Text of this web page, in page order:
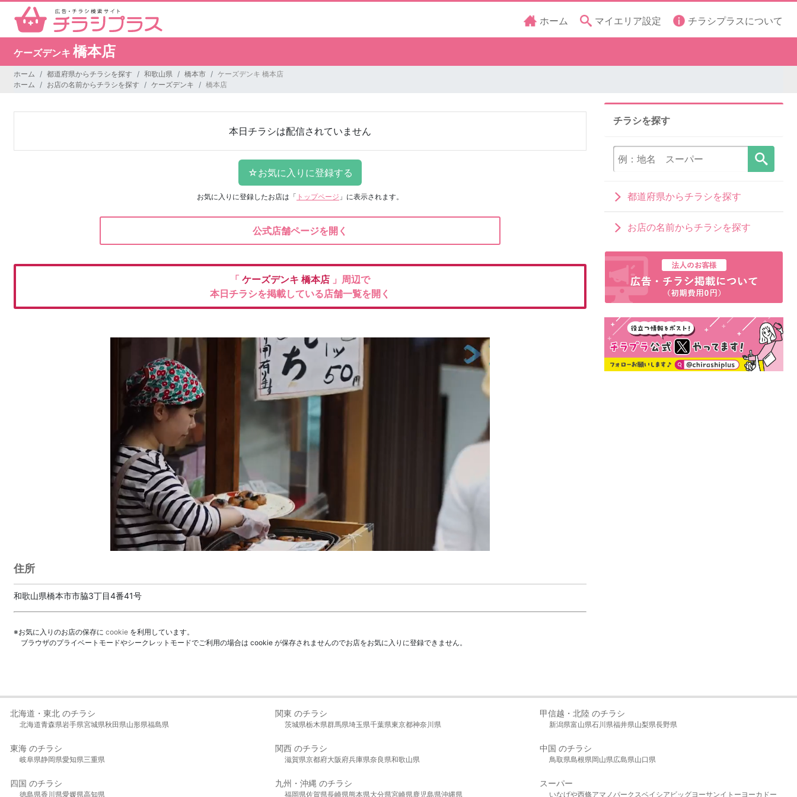
ホーム マイエリア設定 チラシプラスについて
ケーズデンキ 橋本店
ホーム 都道府県からチラシを探す 和歌山県 橋本市
ケーズデンキ 橋本店
ホーム
お店の名前からチラシを探す ケーズデンキ 橋本店
本日チラシは配信されていません
お気に入りに登録したお店は 「 トップページ 」に表示されます。
公式店舗ページを開く
「 ケーズデンキ 橋本店 」周辺で
本日チラシを掲載している店舗一覧を開く
住所
和歌山県橋本市市脇3丁目4番41号
※お気に入りのお店の保存に cookie を利用しています。
ブラウザのプライベートモードやシークレットモードでご利用の場合は cookie が保存されませんのでお店をお気に入りに登録できません。
チラシを探す
都道府県からチラシを探す
お店の名前からチラシを探す
北海道・東北 のチラシ
北海道青森県岩手県宮城県秋田県山形県福島県
関東 のチラシ
茨城県栃木県群馬県埼玉県千葉県東京都神奈川県
甲信越・北陸 のチラシ
新潟県富山県石川県福井県山梨県長野県
東海 のチラシ
岐阜県静岡県愛知県三重県
関西 のチラシ
滋賀県京都府大阪府兵庫県奈良県和歌山県
中国 のチラシ
鳥取県島根県岡山県広島県山口県
四国 のチラシ
徳島県香川県愛媛県高知県
九州・沖縄 のチラシ
福岡県佐賀県長崎県熊本県大分県宮崎県鹿児島県沖縄県
スーパー
いなげや西條アマノパークスベイシア ビッグヨーサンイトーヨーカドー